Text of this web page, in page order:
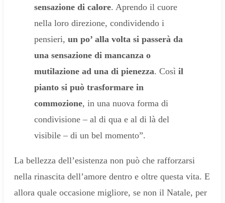
sensazione di calore. Aprendo il cuore
nella loro direzione, condividendo i
pensieri, un po’ alla volta si passerà da
una sensazione di mancanza o
mutilazione ad una di pienezza. Così il
pianto si può trasformare in
commozione, in una nuova forma di
condivisione – al di qua e al di là del
visibile – di un bel momento”.
La bellezza dell’esistenza non può che rafforzarsi
nella rinascita dell’amore dentro e oltre questa vita. E
allora quale occasione migliore, se non il Natale, per